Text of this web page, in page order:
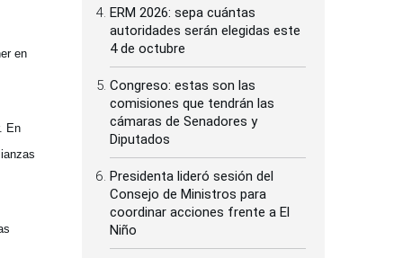
en
En
ERM 2026: sepa cuántas
autoridades serán elegidas este
4 de octubre
Congreso: estas son las
comisiones que tendrán las
cámaras de Senadores y
Diputados
Presidenta lideró sesión del
Consejo de Ministros para
coordinar acciones frente a El
Niño